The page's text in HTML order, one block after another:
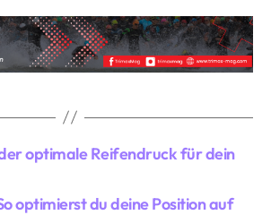
optimale Reifendruck für dein
optimierst du deine Position auf